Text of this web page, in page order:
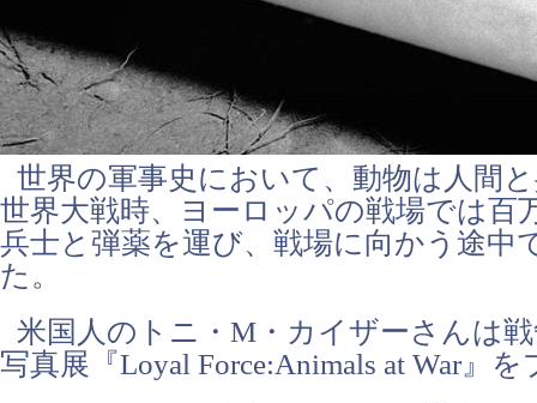
世界の軍事史において、動物は人間
世界大戦時、ヨーロッパの戦場では百
兵士と弾薬を運び、戦場に向かう途中
た。
米国人のトニ・M・カイザーさんは
写真展『Loyal Force:Animals at War』